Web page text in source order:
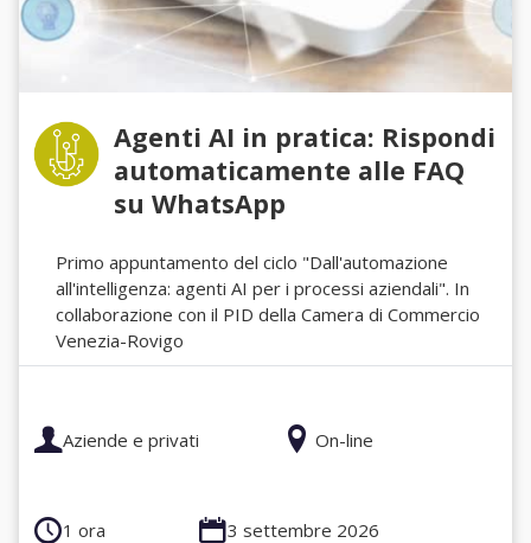
Agenti AI in pratica: Rispondi
automaticamente alle FAQ
su WhatsApp
Primo appuntamento del ciclo "Dall'automazione
all'intelligenza: agenti AI per i processi aziendali". In
collaborazione con il PID della Camera di Commercio
Venezia-Rovigo
Aziende e privati On-line
1 ora 3 settembre 2026